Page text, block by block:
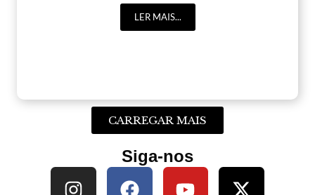
LER MAIS...
CARREGAR MAIS
Siga-nos